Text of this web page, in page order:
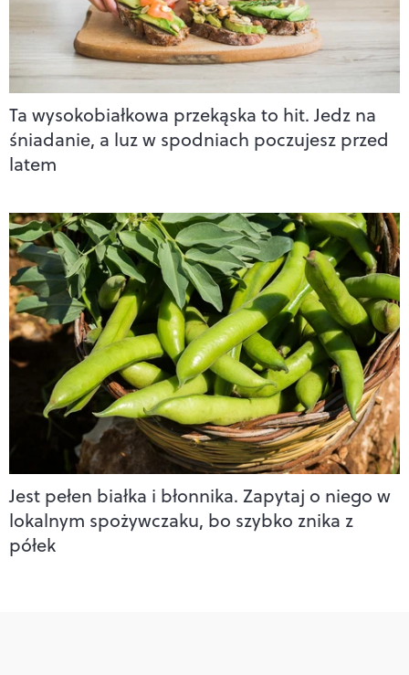
Ta wysokobiałkowa przekąska to hit. Jedz na
śniadanie, a luz w spodniach poczujesz przed
latem
Jest pełen białka i błonnika. Zapytaj o niego w
lokalnym spożywczaku, bo szybko znika z
półek